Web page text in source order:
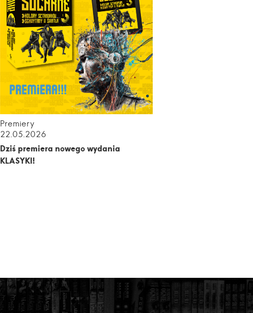
Premiery
22.05.2026
Dziś premiera nowego wydania
KLASYKI!